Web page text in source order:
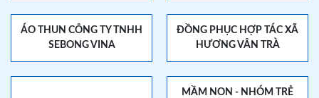
ÁO THUN CÔNG TY TNHH
SEBONG VINA
ĐỒNG PHỤC HỢP TÁC XÃ
HƯƠNG VÂN TRÀ
MẦM NON - NHÓM TRẺ